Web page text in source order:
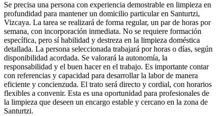
Se precisa una persona con experiencia demostrable en limpieza en
profundidad para mantener un domicilio particular en Santurtzi,
Vizcaya. La tarea se realizará de forma regular, un par de horas por
semana, con incorporación inmediata. No se requiere formación
específica, pero sí habilidad y destreza en la limpieza doméstica
detallada. La persona seleccionada trabajará por horas o días, según
disponibilidad acordada. Se valorará la autonomía, la
responsabilidad y el buen hacer en el trabajo. Es importante contar
con referencias y capacidad para desarrollar la labor de manera
eficiente y concienzuda. El trato será directo y cordial, con horarios
flexibles a convenir. Esta es una oportunidad para profesionales de
la limpieza que deseen un encargo estable y cercano en la zona de
Santurtzi.